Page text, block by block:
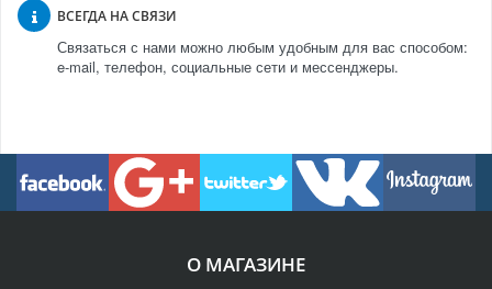
ВСЕГДА НА СВЯЗИ
Связаться с нами можно любым удобным для вас способом:
e-mail, телефон, социальные сети и мессенджеры.
О МАГАЗИНЕ